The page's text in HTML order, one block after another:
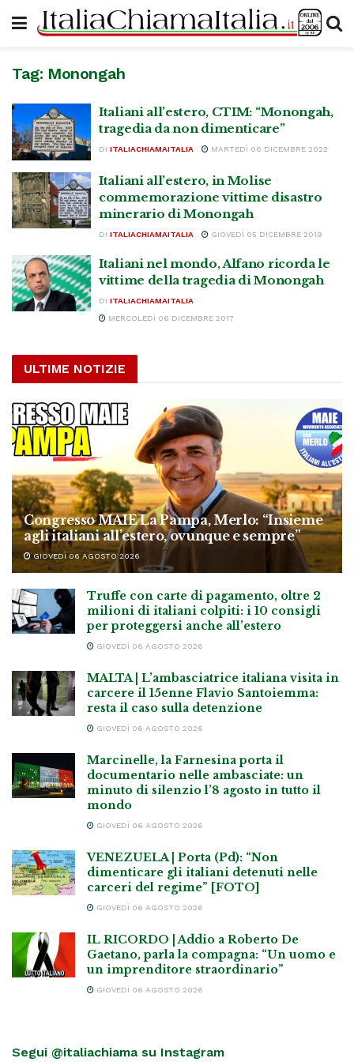
Tag: Monongah
Italiani all’estero, CTIM: “Monongah,
tragedia da non dimenticare”
DI ITALIACHIAMAITALIA MARTEDÌ 06 DICEMBRE 2022
Italiani all’estero, in Molise
commemorazione vittime disastro
minerario di Monongah
DI ITALIACHIAMAITALIA GIOVEDÌ 05 DICEMBRE 2019
Italiani nel mondo, Alfano ricorda le
vittime della tragedia di Monongah
DI ITALIACHIAMAITALIA
MERCOLEDÌ 06 DICEMBRE 2017
ULTIME NOTIZIE
Congresso MAIE La Pampa, Merlo: “Insieme
agli italiani all’estero, ovunque e sempre”
GIOVEDÌ 06 AGOSTO 2026
Truffe con carte di pagamento, oltre 2
milioni di italiani colpiti: i 10 consigli
per proteggersi anche all’estero
GIOVEDÌ 06 AGOSTO 2026
MALTA | L’ambasciatrice italiana visita in
carcere il 15enne Flavio Santoiemma:
resta il caso sulla detenzione
GIOVEDÌ 06 AGOSTO 2026
Marcinelle, la Farnesina porta il
documentario nelle ambasciate: un
minuto di silenzio l’8 agosto in tutto il
mondo
GIOVEDÌ 06 AGOSTO 2026
VENEZUELA | Porta (Pd): “Non
dimenticare gli italiani detenuti nelle
carceri del regime” [FOTO]
GIOVEDÌ 06 AGOSTO 2026
IL RICORDO | Addio a Roberto De
Gaetano, parla la compagna: “Un uomo e
un imprenditore straordinario”
GIOVEDÌ 06 AGOSTO 2026
Segui @italiachiama su Instagram